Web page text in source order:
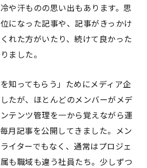
や汗ものの思い出もあります。思
になった記事や、記事がきっかけ
れた方がいたり、続けて良かった
ました。
知ってもらう」ためにメディア企
たが、ほとんどのメンバーがメデ
テンツ管理を一から覚えながら運
月記事を公開してきました。メン
イターでもなく、通常はプロジェ
も職域も違う社員たち。少しずつ